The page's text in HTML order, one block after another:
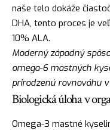
naše telo dokáže
DHA, tento proces je
10% ALA.
Moderný západný
omega-6 mastných
prirodzenú rovnováhu
Biologická úloha v
Omega-3 mastné